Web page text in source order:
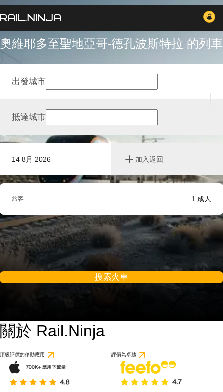
奧維耶多至聖地亞哥-德孔波斯特拉 的列車
14 8月 2026 加入返回
出發城市
抵達城市
旅客 1 成人
搜索火車
關於 Rail.Ninja
頂級評價的移動應用 評價為卓越